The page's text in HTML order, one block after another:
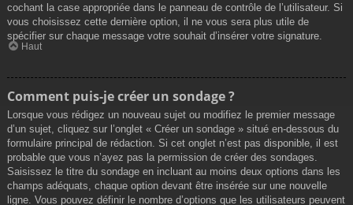
cochant la case appropriée dans le panneau de contrôle de l’utilisateur. Si
vous choisissez cette dernière option, il ne vous sera plus utile de
spécifier sur chaque message votre souhait d’insérer votre signature.
Haut
Comment puis-je créer un sondage ?
Lorsque vous rédigez un nouveau sujet ou modifiez le premier message
d’un sujet, cliquez sur l’onglet « Créer un sondage » situé en-dessous du
formulaire principal de rédaction. Si cet onglet n’est pas disponible, il est
probable que vous n’ayez pas la permission de créer des sondages.
Saisissez le titre du sondage en incluant au moins deux options dans les
champs adéquats, chaque option devant être insérée sur une nouvelle
ligne. Vous pouvez définir le nombre d’options que les utilisateurs peuvent